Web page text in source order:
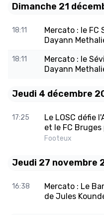
Dimanche 21
18:11
Mercato : le FC
Dayann
18:11
Mercato : le
Dayann
Jeudi 4 décembre
17:25
Le LOSC défie
et le FC
Footeux
Jeudi 27 novembre
16:38
Mercato : Le
de Jules